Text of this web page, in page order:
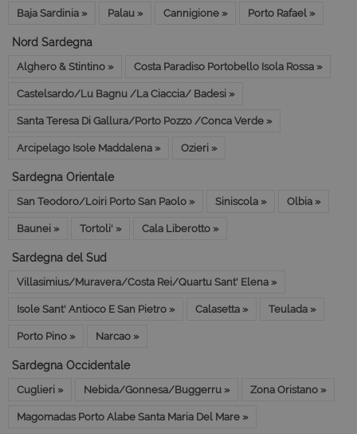
Baja Sardinia » Palau » Cannigione » Porto Rafael »
Nord Sardegna
Alghero & Stintino » Costa Paradiso Portobello Isola Rossa »
Castelsardo/Lu Bagnu /La Ciaccia/ Badesi »
Santa Teresa Di Gallura/Porto Pozzo /Conca Verde »
Arcipelago Isole Maddalena » Ozieri »
Sardegna Orientale
San Teodoro/Loiri Porto San Paolo » Siniscola » Olbia »
Baunei » Tortoli' » Cala Liberotto »
Sardegna del Sud
Villasimius/Muravera/Costa Rei/Quartu Sant' Elena »
Isole Sant' Antioco E San Pietro » Calasetta » Teulada »
Porto Pino » Narcao »
Sardegna Occidentale
Cuglieri » Nebida/Gonnesa/Buggerru » Zona Oristano »
Magomadas Porto Alabe Santa Maria Del Mare »